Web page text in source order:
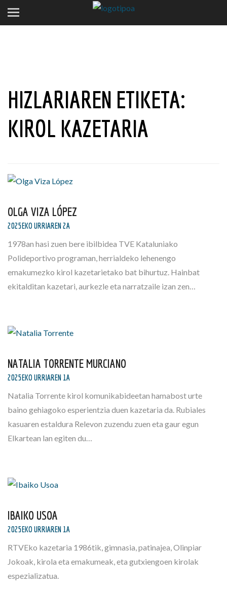
HIZLARIAREN ETIKETA:
KIROL KAZETARIA
OLGA VIZA LÓPEZ
2025EKO URRIAREN 2A
1978an hasi zuen bere ibilbidea TVE Kataluniako
Polideportivo programan, herrialdeko lehenengo
emakumezko kirol kazetarietako bat bihurtuz. Hainbat
ekitalditan kazetari, aurkezle eta narratzaile izan zen…
NATALIA TORRENTE MURCIANO
2025EKO URRIAREN 1A
Natalia Torrente kirol komunikabideetan hamabost urte
baino gehiagoko esperientzia duen kazetaria da. Rubiales
kasuaren estaldura Relevon zuzendu zuen eta gaur egun
Elkartean lan egiten du…
IBAIKO USOA
2025EKO URRIAREN 1A
RTVEko kazetaria 1986tik, gimnasia, patinajea, Olinpiar
Jokoak, kirola eta emakumeak, eta gutxiengoen kirolak
espezializatua.